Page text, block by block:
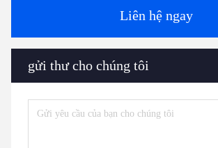
Liên hệ ngay
gửi thư cho chúng tôi